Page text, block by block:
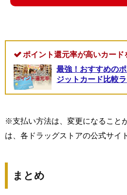
ポイント還元率が高いカード
最強！おすすめの
ジットカード比較
※支払い方法は、変更になること
は、各ドラッグストアの公式サイ
まとめ